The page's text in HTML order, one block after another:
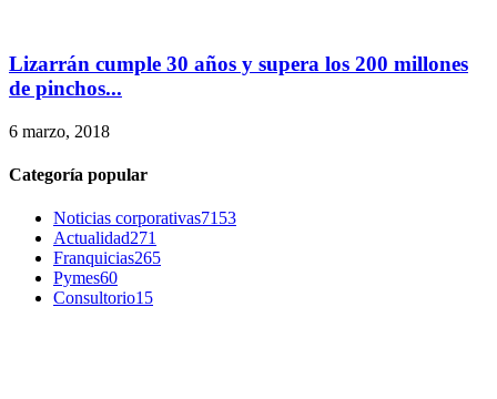
Lizarrán cumple 30 años y supera los 200 millones
de pinchos...
6 marzo, 2018
Categoría popular
Noticias corporativas7153
Actualidad271
Franquicias265
Pymes60
Consultorio15